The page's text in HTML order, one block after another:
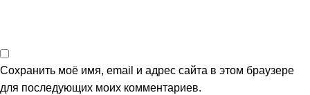
Сохранить моё имя, email и адрес сайта в этом браузере
для последующих моих комментариев.